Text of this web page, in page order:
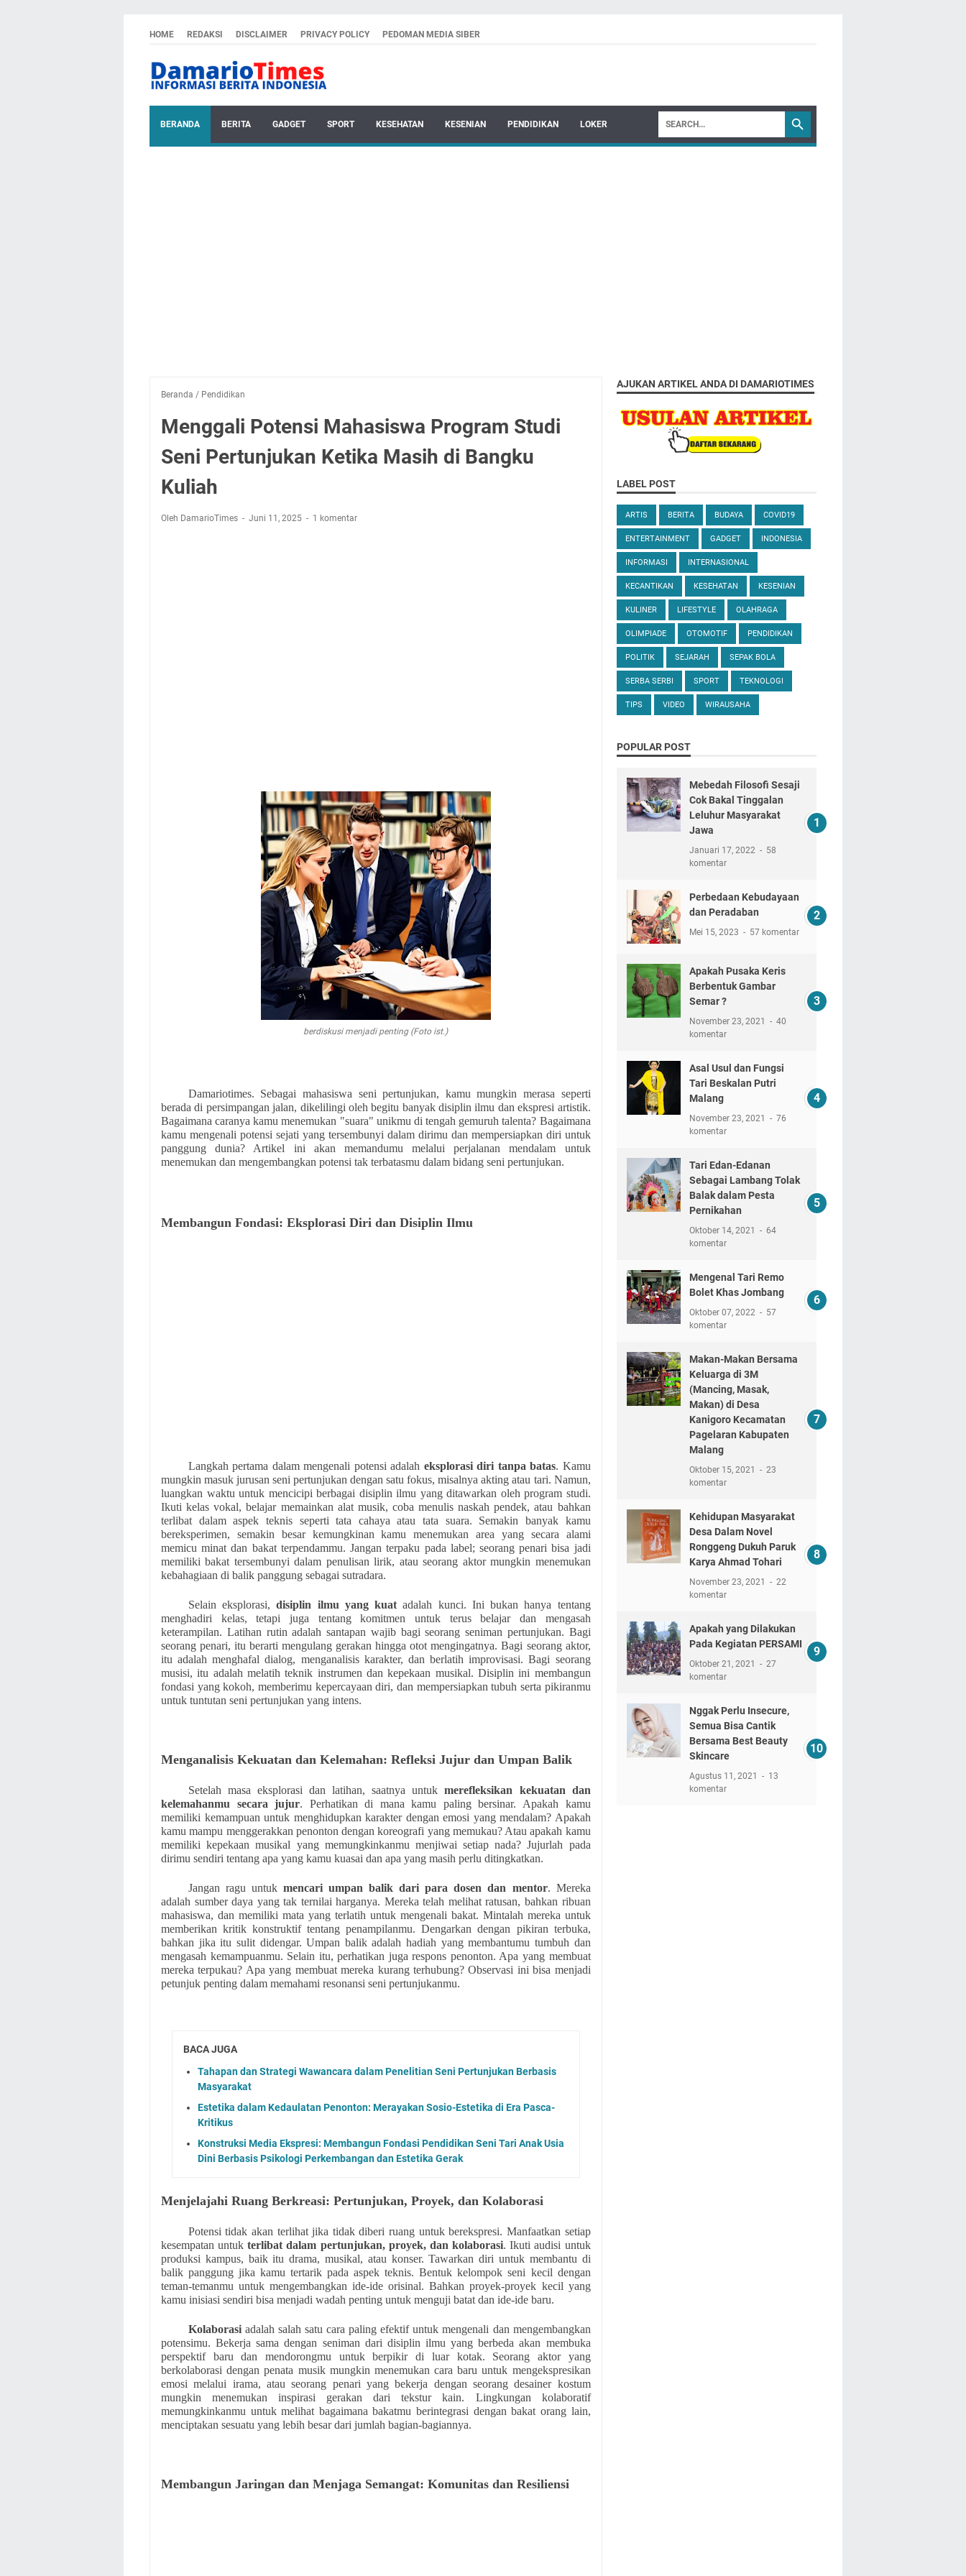
HOME REDAKSI DISCLAIMER PRIVACY POLICY PEDOMAN MEDIA SIBER
BERANDA BERITA GADGET SPORT KESEHATAN KESENIAN PENDIDIKAN LOKER
Beranda / Pendidikan
Menggali Potensi Mahasiswa Program Studi
Seni Pertunjukan Ketika Masih di Bangku
Kuliah
Oleh DamarioTimes Juni 11, 2025 1 komentar
berdiskusi menjadi penting (Foto ist.)
Damariotimes. Sebagai mahasiswa seni pertunjukan, kamu mungkin merasa seperti
berada di persimpangan jalan, dikelilingi oleh begitu banyak disiplin ilmu dan ekspresi artistik.
Bagaimana caranya kamu menemukan "suara" unikmu di tengah gemuruh talenta? Bagaimana
kamu mengenali potensi sejati yang tersembunyi dalam dirimu dan mempersiapkan diri untuk
panggung dunia? Artikel ini akan memandumu melalui perjalanan mendalam untuk
menemukan dan mengembangkan potensi tak terbatasmu dalam bidang seni pertunjukan.
Membangun Fondasi: Eksplorasi Diri dan Disiplin Ilmu
Langkah pertama dalam mengenali potensi adalah eksplorasi diri tanpa batas. Kamu
mungkin masuk jurusan seni pertunjukan dengan satu fokus, misalnya akting atau tari. Namun,
luangkan waktu untuk mencicipi berbagai disiplin ilmu yang ditawarkan oleh program studi.
Ikuti kelas vokal, belajar memainkan alat musik, coba menulis naskah pendek, atau bahkan
terlibat dalam aspek teknis seperti tata cahaya atau tata suara. Semakin banyak kamu
bereksperimen, semakin besar kemungkinan kamu menemukan area yang secara alami
memicu minat dan bakat terpendammu. Jangan terpaku pada label; seorang penari bisa jadi
memiliki bakat tersembunyi dalam penulisan lirik, atau seorang aktor mungkin menemukan
kebahagiaan di balik panggung sebagai sutradara.
Selain eksplorasi,disiplin ilmu yang kuat adalah kunci. Ini bukan hanya tentang
menghadiri kelas, tetapi juga tentang komitmen untuk terus belajar dan mengasah
keterampilan. Latihan rutin adalah santapan wajib bagi seorang seniman pertunjukan. Bagi
seorang penari, itu berarti mengulang gerakan hingga otot mengingatnya. Bagi seorang aktor,
itu adalah menghafal dialog, menganalisis karakter, dan berlatih improvisasi. Bagi seorang
musisi, itu adalah melatih teknik instrumen dan kepekaan musikal. Disiplin ini membangun
fondasi yang kokoh, memberimu kepercayaan diri, dan mempersiapkan tubuh serta pikiranmu
untuk tuntutan seni pertunjukan yang intens.
Menganalisis Kekuatan dan Kelemahan: Refleksi Jujur dan Umpan Balik
Setelah masa eksplorasi dan latihan, saatnya untukmerefleksikan kekuatan dan
kelemahanmu secara jujur. Perhatikan di mana kamu paling bersinar. Apakah kamu
memiliki kemampuan untuk menghidupkan karakter dengan emosi yang mendalam? Apakah
kamu mampu menggerakkan penonton dengan koreografi yang memukau? Atau apakah kamu
memiliki kepekaan musikal yang memungkinkanmu menjiwai setiap nada? Jujurlah pada
dirimu sendiri tentang apa yang kamu kuasai dan apa yang masih perlu ditingkatkan.
Jangan ragu untukmencari umpan balik dari para dosen dan mentor. Mereka
adalah sumber daya yang tak ternilai harganya. Mereka telah melihat ratusan, bahkan ribuan
mahasiswa, dan memiliki mata yang terlatih untuk mengenali bakat. Mintalah mereka untuk
memberikan kritik konstruktif tentang penampilanmu. Dengarkan dengan pikiran terbuka,
bahkan jika itu sulit didengar. Umpan balik adalah hadiah yang membantumu tumbuh dan
mengasah kemampuanmu. Selain itu, perhatikan juga respons penonton. Apa yang membuat
mereka terpukau? Apa yang membuat mereka kurang terhubung? Observasi ini bisa menjadi
petunjuk penting dalam memahami resonansi seni pertunjukanmu.
BACA JUGA
Tahapan dan Strategi Wawancara dalam Penelitian Seni Pertunjukan Berbasis
Masyarakat
Estetika dalam Kedaulatan Penonton: Merayakan Sosio-Estetika di Era Pasca-
Kritikus
Konstruksi Media Ekspresi: Membangun Fondasi Pendidikan Seni Tari Anak Usia
Dini Berbasis Psikologi Perkembangan dan Estetika Gerak
Menjelajahi Ruang Berkreasi: Pertunjukan, Proyek, dan Kolaborasi
Potensi tidak akan terlihat jika tidak diberi ruang untuk berekspresi. Manfaatkan setiap
kesempatan untukterlibat dalam pertunjukan, proyek, dan kolaborasi. Ikuti audisi untuk
produksi kampus, baik itu drama, musikal, atau konser. Tawarkan diri untuk membantu di
balik panggung jika kamu tertarik pada aspek teknis. Bentuk kelompok seni kecil dengan
teman-temanmu untuk mengembangkan ide-ide orisinal. Bahkan proyek-proyek kecil yang
kamu inisiasi sendiri bisa menjadi wadah penting untuk menguji batat dan ide-ide baru.
Kolaborasiadalah salah satu cara paling efektif untuk mengenali dan mengembangkan
potensimu. Bekerja sama dengan seniman dari disiplin ilmu yang berbeda akan membuka
perspektif baru dan mendorongmu untuk berpikir di luar kotak. Seorang aktor yang
berkolaborasi dengan penata musik mungkin menemukan cara baru untuk mengekspresikan
emosi melalui irama, atau seorang penari yang bekerja dengan seorang desainer kostum
mungkin menemukan inspirasi gerakan dari tekstur kain. Lingkungan kolaboratif
memungkinkanmu untuk melihat bagaimana bakatmu berintegrasi dengan bakat orang lain,
menciptakan sesuatu yang lebih besar dari jumlah bagian-bagiannya.
Membangun Jaringan dan Menjaga Semangat: Komunitas dan Resiliensi
AJUKAN ARTIKEL ANDA DI DAMARIOTIMES
LABEL POST
ARTIS BERITA BUDAYA COVID19
ENTERTAINMENT GADGET INDONESIA
INFORMASI INTERNASIONAL
KECANTIKAN KESEHATAN KESENIAN
KULINER LIFESTYLE OLAHRAGA
OLIMPIADE OTOMOTIF PENDIDIKAN
POLITIK SEJARAH SEPAK BOLA
SERBA SERBI SPORT TEKNOLOGI
TIPS VIDEO WIRAUSAHA
POPULAR POST
Mebedah Filosofi Sesaji
Cok Bakal Tinggalan
Leluhur Masyarakat
Jawa
Januari 17, 2022
58
komentar
Perbedaan Kebudayaan
dan Peradaban
Mei 15, 2023 57 komentar
Apakah Pusaka Keris
Berbentuk Gambar
Semar ?
November 23, 2021
40
komentar
Asal Usul dan Fungsi
Tari Beskalan Putri
Malang
November 23, 2021
76
komentar
Tari Edan-Edanan
Sebagai Lambang Tolak
Balak dalam Pesta
Pernikahan
Oktober 14, 2021
64
komentar
Mengenal Tari Remo
Bolet Khas Jombang
Oktober 07, 2022
57
komentar
Makan-Makan Bersama
Keluarga di 3M
(Mancing, Masak,
Makan) di Desa
Kanigoro Kecamatan
Pagelaran Kabupaten
Malang
Oktober 15, 2021
23
komentar
Kehidupan Masyarakat
Desa Dalam Novel
Ronggeng Dukuh Paruk
Karya Ahmad Tohari
November 23, 2021
22
komentar
Apakah yang Dilakukan
Pada Kegiatan PERSAMI
Oktober 21, 2021
27
komentar
Nggak Perlu Insecure,
Semua Bisa Cantik
Bersama Best Beauty
Skincare
Agustus 11, 2021
13
komentar